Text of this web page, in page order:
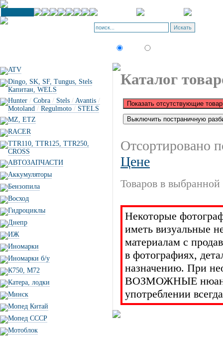
ATV
Dingo, SK, SF, Tungus, Stels
Капитан, WELS
Hunter / Cobra / Stels / Avantis /
Motoland / Regulmoto / STELS
MZ, ETZ
RACER
TTR110, TTR125, TTR250,
CROSS
АВТОЗАПЧАСТИ
Аккумуляторы
Бензопила
Восход
Гидроциклы
Днепр
ИЖ
Иномарки
Иномарки б/у
К750, М72
Катера, лодки
Минск
Мопед Китай
Мопед СССР
Мотоблок
Каталог
Отсортировано
Цене
Товаров в
Некоторые
иметь визуальные
материалам с
в фотографиях,
назначению. При
ВОЗМОЖНЫЕ
употреблении